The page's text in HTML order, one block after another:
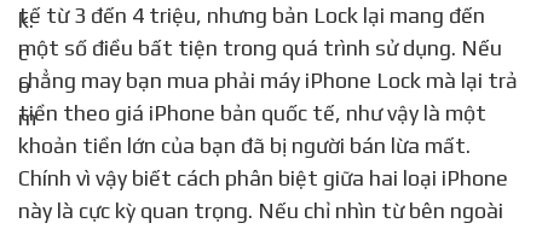
tế từ 3 đến 4 triệu, nhưng bản Lock lại mang đến
một số điều bất tiện trong quá trình sử dụng. Nếu
chẳng may bạn mua phải máy iPhone Lock mà lại trả
tiền theo giá iPhone bản quốc tế, như vậy là một
khoản tiền lớn của bạn đã bị người bán lừa mất.
Chính vì vậy biết cách phân biệt giữa hai loại iPhone
này là cực kỳ quan trọng. Nếu chỉ nhìn từ bên ngoài